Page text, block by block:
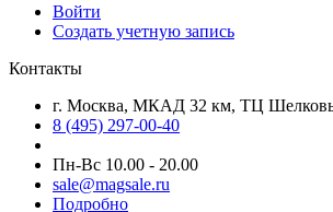
Войти
Создать учетную запись
Контакты
г. Москва, МКАД 32 км, ТЦ
8 (495) 297-00-40
Пн-Вс 10.00 - 20.00
sale@magsale.ru
Подробно